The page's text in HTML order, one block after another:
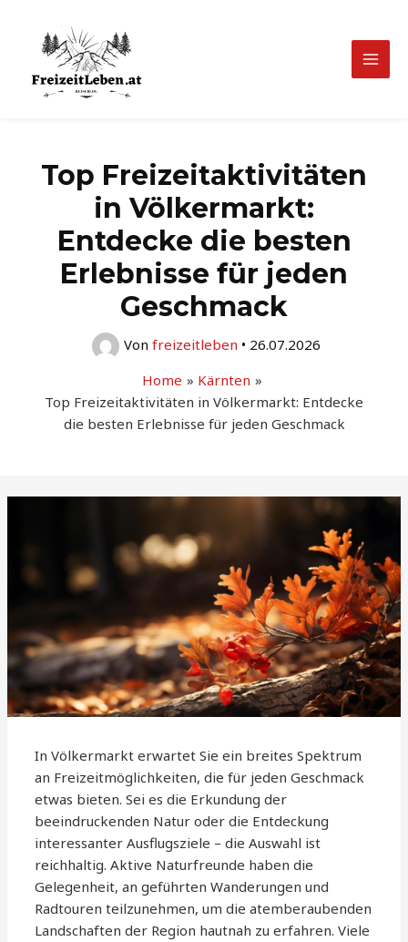
springen
Main
Top Freizeitaktivitäten
in Völkermarkt:
Entdecke die besten
Erlebnisse für jeden
Geschmack
Von freizeitleben • 26.07.2026
Home
Kärnten
Top Freizeitaktivitäten in Völkermarkt: Entdecke
die besten Erlebnisse für jeden Geschmack
In Völkermarkt erwartet Sie ein breites Spektrum
an Freizeitmöglichkeiten, die für jeden Geschmack
etwas bieten. Sei es die Erkundung der
beeindruckenden Natur oder die Entdeckung
interessanter Ausflugsziele – die Auswahl ist
reichhaltig. Aktive Naturfreunde haben die
Gelegenheit, an geführten Wanderungen und
Radtouren teilzunehmen, um die atemberaubenden
Landschaften der Region hautnah zu erfahren. Viele